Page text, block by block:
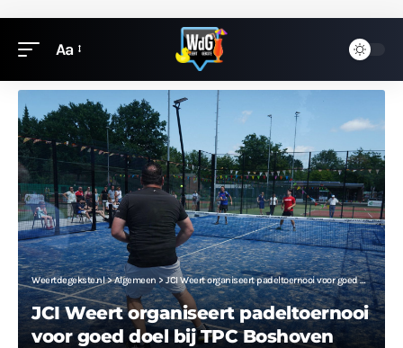
Aa
Weertdegekste.nl>Algemeen >JCI Weert organiseert padeltoernooi voor goed doel bij TPC Boshoven
JCI Weert organiseert padeltoernooi
voor goed doel bij TPC Boshoven